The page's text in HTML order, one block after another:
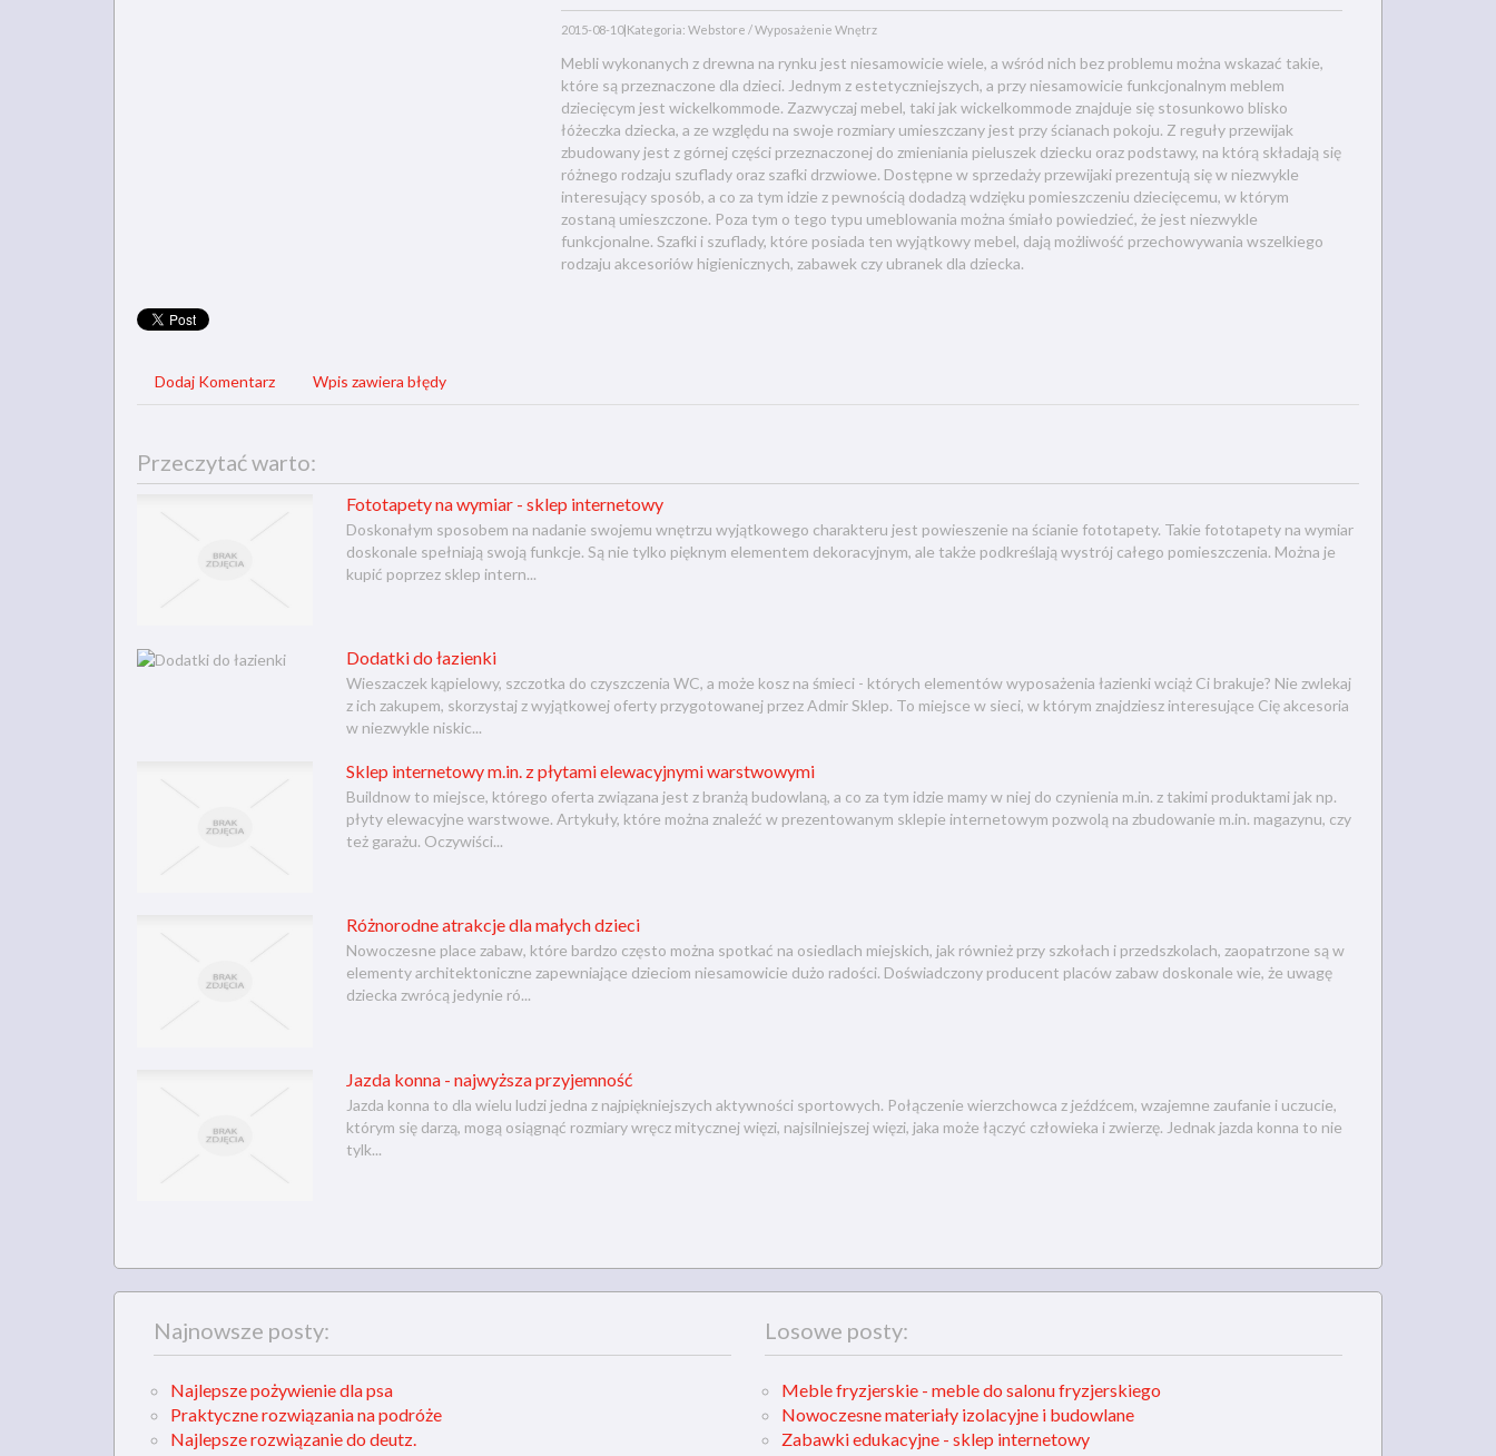
2015-08-10|Kategoria: Webstore / Wyposażenie Wnętrz
Mebli wykonanych z drewna na rynku jest niesamowicie wiele, a wśród nich bez problemu można wskazać takie,
które są przeznaczone dla dzieci. Jednym z estetyczniejszych, a przy niesamowicie funkcjonalnym meblem
dziecięcym jest wickelkommode. Zazwyczaj mebel, taki jak wickelkommode znajduje się stosunkowo blisko
łóżeczka dziecka, a ze względu na swoje rozmiary umieszczany jest przy ścianach pokoju. Z reguły przewijak
zbudowany jest z górnej części przeznaczonej do zmieniania pieluszek dziecku oraz podstawy, na którą składają się
różnego rodzaju szuflady oraz szafki drzwiowe. Dostępne w sprzedaży przewijaki prezentują się w niezwykle
interesujący sposób, a co za tym idzie z pewnością dodadzą wdzięku pomieszczeniu dziecięcemu, w którym
zostaną umieszczone. Poza tym o tego typu umeblowania można śmiało powiedzieć, że jest niezwykle
funkcjonalne. Szafki i szuflady, które posiada ten wyjątkowy mebel, dają możliwość przechowywania wszelkiego
rodzaju akcesoriów higienicznych, zabawek czy ubranek dla dziecka.
Dodaj Komentarz Wpis zawiera błędy
Przeczytać warto:
Fototapety na wymiar - sklep internetowy
Doskonałym sposobem na nadanie swojemu wnętrzu wyjątkowego charakteru jest powieszenie na ścianie fototapety. Takie fototapety na wymiar
doskonale spełniają swoją funkcje. Są nie tylko pięknym elementem dekoracyjnym, ale także podkreślają wystrój całego pomieszczenia. Można je
kupić poprzez sklep intern...
Dodatki do łazienki
Wieszaczek kąpielowy, szczotka do czyszczenia WC, a może kosz na śmieci - których elementów wyposażenia łazienki wciąż Ci brakuje? Nie zwlekaj
z ich zakupem, skorzystaj z wyjątkowej oferty przygotowanej przez Admir Sklep. To miejsce w sieci, w którym znajdziesz interesujące Cię akcesoria
w niezwykle niskic...
Sklep internetowy m.in. z płytami elewacyjnymi warstwowymi
Buildnow to miejsce, którego oferta związana jest z branżą budowlaną, a co za tym idzie mamy w niej do czynienia m.in. z takimi produktami jak np.
płyty elewacyjne warstwowe. Artykuły, które można znaleźć w prezentowanym sklepie internetowym pozwolą na zbudowanie m.in. magazynu, czy
też garażu. Oczywiści...
Różnorodne atrakcje dla małych dzieci
Nowoczesne place zabaw, które bardzo często można spotkać na osiedlach miejskich, jak również przy szkołach i przedszkolach, zaopatrzone są w
elementy architektoniczne zapewniające dzieciom niesamowicie dużo radości. Doświadczony producent placów zabaw doskonale wie, że uwagę
dziecka zwrócą jedynie ró...
Jazda konna - najwyższa przyjemność
Jazda konna to dla wielu ludzi jedna z najpiękniejszych aktywności sportowych. Połączenie wierzchowca z jeźdźcem, wzajemne zaufanie i uczucie,
którym się darzą, mogą osiągnąć rozmiary wręcz mitycznej więzi, najsilniejszej więzi, jaka może łączyć człowieka i zwierzę. Jednak jazda konna to nie
tylk...
Najnowsze posty:
Najlepsze pożywienie dla psa
Praktyczne rozwiązania na podróże
Najlepsze rozwiązanie do deutz.
Losowe posty:
Meble fryzjerskie - meble do salonu fryzjerskiego
Nowoczesne materiały izolacyjne i budowlane
Zabawki edukacyjne - sklep internetowy